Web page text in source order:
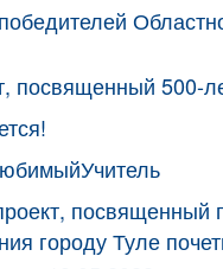
посвященный 500-
городу Туле